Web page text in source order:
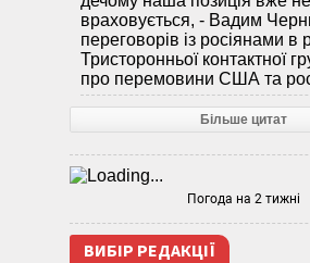
враховується, - Вадим
переговорів із росіянами в
Тристоронньої контактної
про перемовини США та
Більше цитат
Погода на 2 тижні
ВИБІР РЕДАКЦІЇ